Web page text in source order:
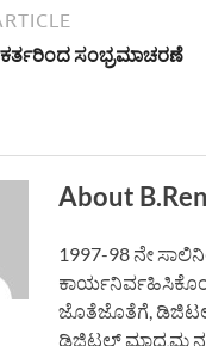
ಸಂಭ್ರಮಾಚರಣೆ
About
1997-98 ನೇ
ಜೊತೆಜೊತೆಗೆ,
ಡಿಜಿಟಲ್ ಮಾಧ್ಯಮ